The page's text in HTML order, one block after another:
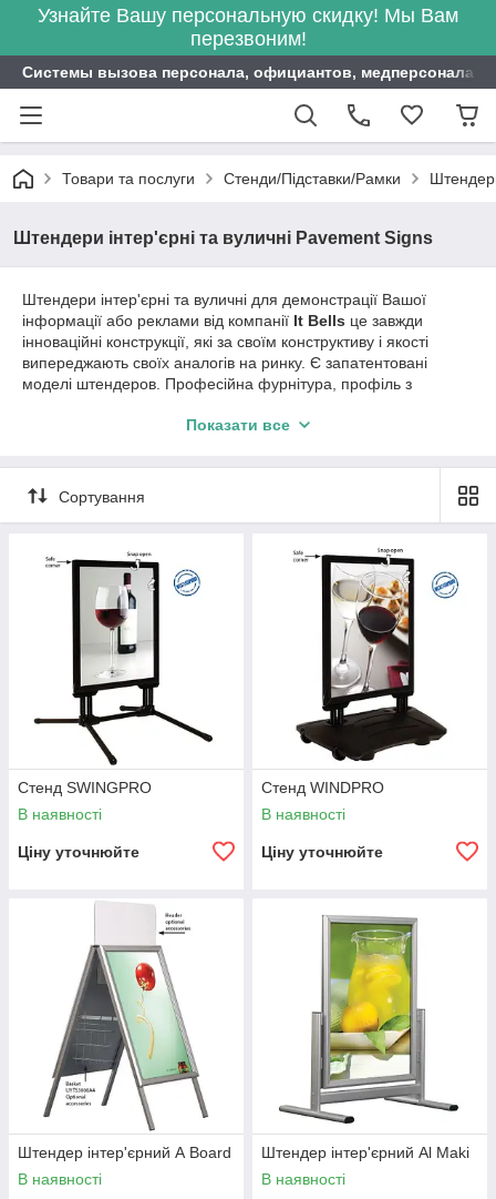
Узнайте Вашу персональную скидку! Мы Вам
перезвоним!
Системы вызова персонала, официантов, медперсонала
Товари та послуги Стенди/Підставки/Рамки
Штендери інтер'єрні та вуличні Pavement Signs
Штендери інтер'єрні та вуличні для демонстрації Вашої
інформації або реклами від компанії It Bells це завжди
інноваційні конструкції, які за своїм конструктиву і якості
випереджають своїх аналогів на ринку. Є запатентовані
моделі штендеров. Професійна фурнітура, профіль з
ось те, що ми можемо Вам запропонувати в категорії товарів
Показати все
Сортування
Стенд SWINGPRO
В наявності
Ціну уточнюйте
Стенд WINDPRO
В наявності
Ціну уточнюйте
Штендер інтер'єрний А Board
В наявності
Штендер інтер'єрний Аl Maki
В наявності